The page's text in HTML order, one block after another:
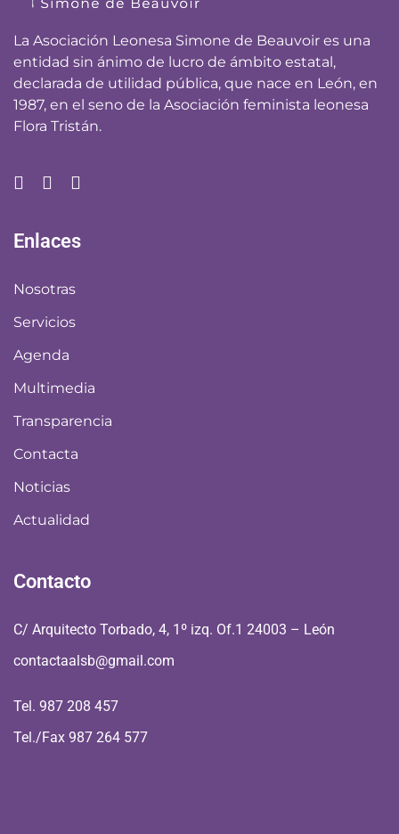
La Asociación Leonesa Simone de Beauvoir es una
entidad sin ánimo de lucro de ámbito estatal,
declarada de utilidad pública, que nace en León, en
1987, en el seno de la Asociación feminista leonesa
Flora Tristán.
Enlaces
Nosotras
Servicios
Agenda
Multimedia
Transparencia
Contacta
Noticias
Actualidad
Contacto
C/ Arquitecto Torbado, 4, 1º izq. Of.1 24003 – León
contactaalsb@gmail.com
Tel. 987 208 457
Tel./Fax 987 264 577